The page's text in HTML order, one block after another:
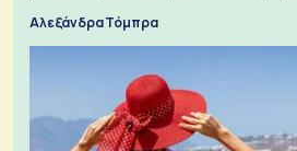
Αλεξάνδρα Τόμπρα